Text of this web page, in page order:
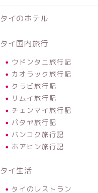
タイのホテル
タイ国内旅行
ウドンタニ旅行記
カオラック旅行記
クラビ旅行記
サムイ旅行記
チェンマイ旅行記
パタヤ旅行記
バンコク旅行記
ホアヒン旅行記
タイ生活
タイのレストラン